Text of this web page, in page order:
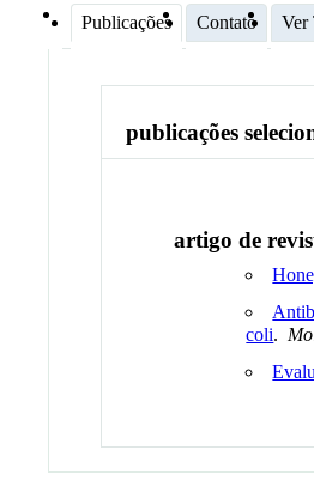
Publicações Contato Ver
publicações
artigo de
coli.